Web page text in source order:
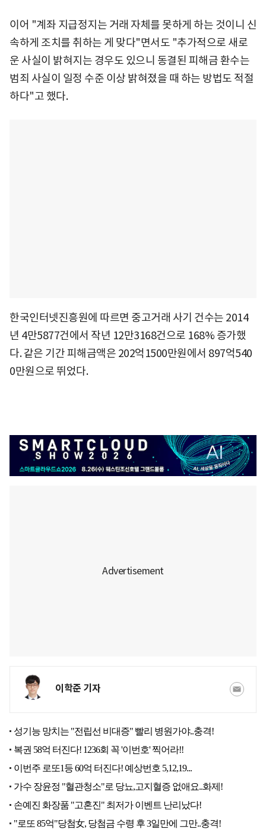
이어 "계좌 지급정지는 거래 자체를 못하게 하는 것이니 신
속하게 조치를 취하는 게 맞다"면서도 "추가적으로 새로
운 사실이 밝혀지는 경우도 있으니 동결된 피해금 환수는
범죄 사실이 일정 수준 이상 밝혀졌을 때 하는 방법도 적절
하다"고 했다.
한국인터넷진흥원에 따르면 중고거래 사기 건수는 2014
년 4만5877건에서 작년 12만3168건으로 168% 증가했
다. 같은 기간 피해금액은 202억1500만원에서 897억540
0만원으로 뛰었다.
이학준 기자